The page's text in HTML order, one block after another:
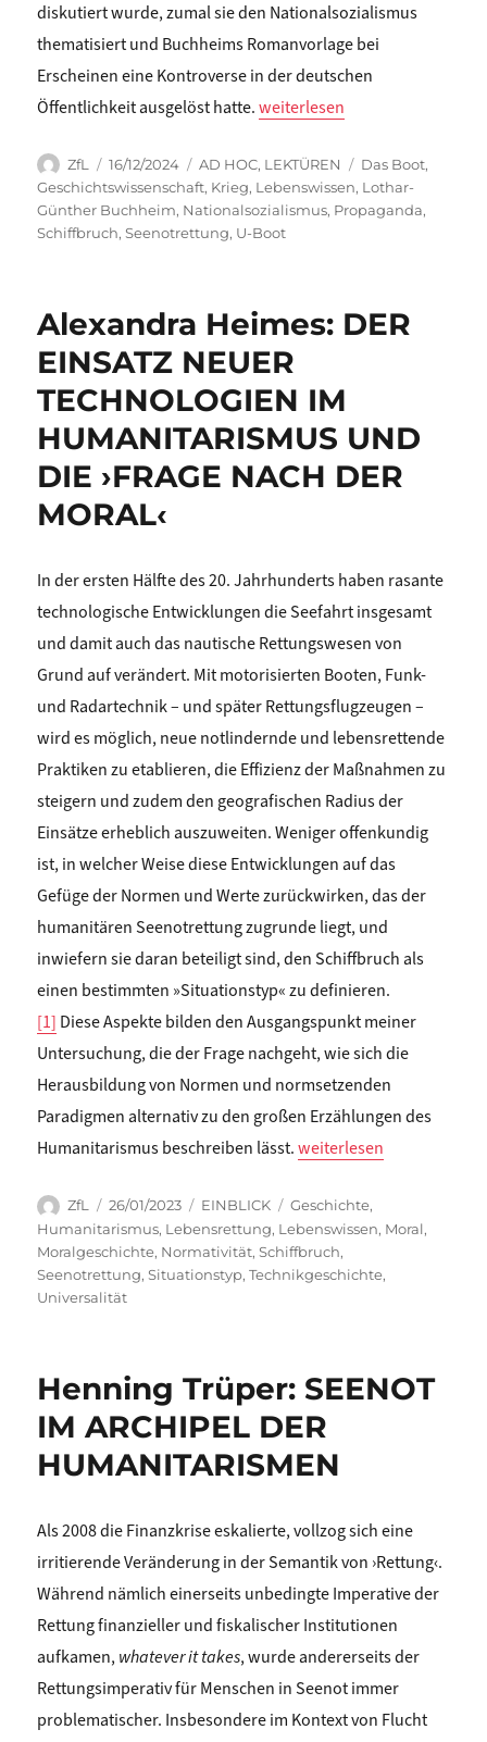
diskutiert wurde, zumal sie den Nationalsozialismus
thematisiert und Buchheims Romanvorlage bei
Erscheinen eine Kontroverse in der deutschen
Öffentlichkeit ausgelöst hatte.„Lukas Schemper: Retten,
weiterlesen
Autor
ZfL
Veröffentlicht
am
16/12/2024 Kategorien
AD HOC, LEKTÜREN Schlagwörter
Das Boot,
Geschichtswissenschaft, Krieg, Lebenswissen, Lothar-
Günther Buchheim, Nationalsozialismus, Propaganda,
Schiffbruch,Seenotrettung, U-Boot
Alexandra Heimes: DER
EINSATZ NEUER
TECHNOLOGIEN IM
HUMANITARISMUS UND
DIE ›FRAGE NACH DER
MORAL‹
In der ersten Hälfte des 20. Jahrhunderts haben rasante
technologische Entwicklungen die Seefahrt insgesamt
und damit auch das nautische Rettungswesen von
Grund auf verändert. Mit motorisierten Booten, Funk-
und Radartechnik – und später Rettungsflugzeugen –
wird es möglich, neue notlindernde und lebensrettende
Praktiken zu etablieren, die Effizienz der Maßnahmen zu
steigern und zudem den geografischen Radius der
Einsätze erheblich auszuweiten. Weniger offenkundig
ist, in welcher Weise diese Entwicklungen auf das
Gefüge der Normen und Werte zurückwirken, das der
humanitären Seenotrettung zugrunde liegt, und
inwiefern sie daran beteiligt sind, den Schiffbruch als
einen bestimmten »Situationstyp« zu definieren.
[1] Diese Aspekte bilden den Ausgangspunkt meiner
Untersuchung, die der Frage nachgeht, wie sich die
Herausbildung von Normen und normsetzenden
Paradigmen alternativ zu den großen Erzählungen des
Humanitarismus beschreiben lässt.„Alexandra Heimes: DER
weiterlesen
Autor
ZfL
Veröffentlicht
am
26/01/2023 Kategorien
EINBLICK Schlagwörter
Geschichte,
Humanitarismus, Lebensrettung, Lebenswissen, Moral,
Moralgeschichte, Normativität,Schiffbruch,
Seenotrettung,Situationstyp,Technikgeschichte,
Universalität
Henning Trüper: SEENOT
IM ARCHIPEL DER
HUMANITARISMEN
Als 2008 die Finanzkrise eskalierte, vollzog sich eine
irritierende Veränderung in der Semantik von ›Rettung‹.
Während nämlich einerseits unbedingte Imperative der
Rettung finanzieller und fiskalischer Institutionen
aufkamen, whatever it takes, wurde andererseits der
Rettungsimperativ für Menschen in Seenot immer
problematischer. Insbesondere im Kontext von Flucht